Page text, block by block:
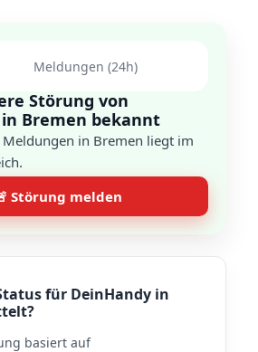
Meldungen (24h)
Störung von
Bremen bekannt
Meldungen in Bremen liegt im
Störung melden
für DeinHandy in
basiert auf